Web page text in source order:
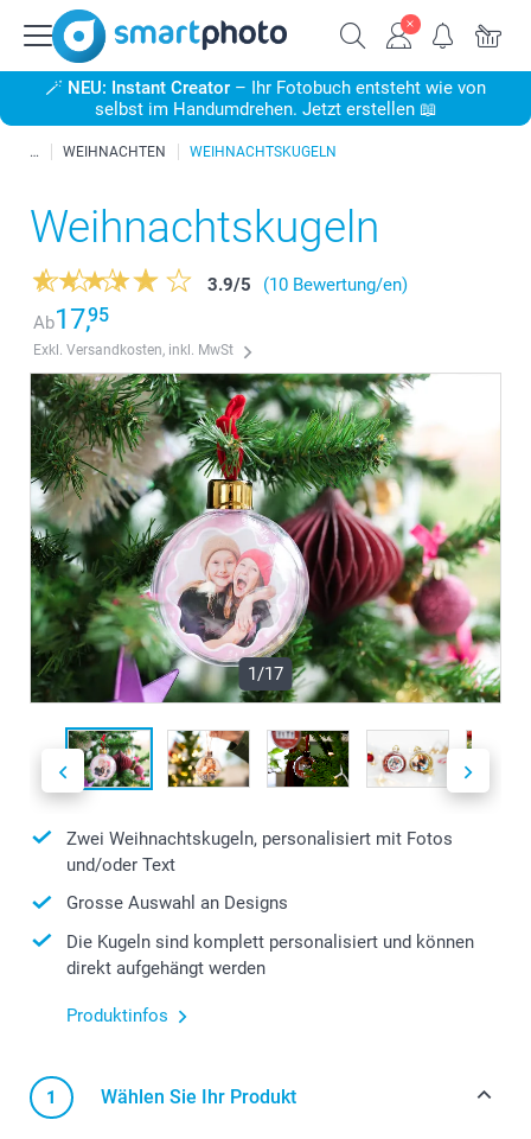
🪄 NEU: Instant Creator – Ihr Fotobuch entsteht wie von
selbst im Handumdrehen. Jetzt erstellen 📖
WEIHNACHTEN WEIHNACHTSKUGELN
Weihnachtskugeln
3.9/5
(10 Bewertung/en)
Ab17,95
Exkl. Versandkosten, inkl. MwSt
1/17
Zwei Weihnachtskugeln, personalisiert mit Fotos
und/oder Text
Grosse Auswahl an Designs
Die Kugeln sind komplett personalisiert und können
direkt aufgehängt werden
Produktinfos
1 Wählen Sie Ihr Produkt